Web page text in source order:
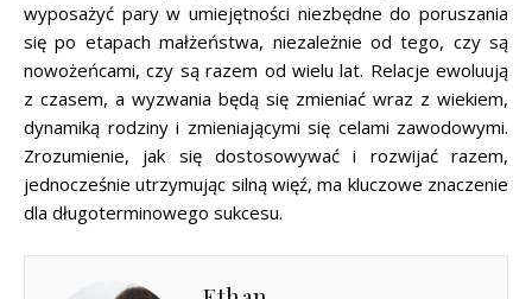
wyposażyć pary w umiejętności niezbędne do poruszania
się po etapach małżeństwa, niezależnie od tego, czy są
nowożeńcami, czy są razem od wielu lat. Relacje ewoluują
z czasem, a wyzwania będą się zmieniać wraz z wiekiem,
dynamiką rodziny i zmieniającymi się celami zawodowymi.
Zrozumienie, jak się dostosowywać i rozwijać razem,
jednocześnie utrzymując silną więź, ma kluczowe znaczenie
dla długoterminowego sukcesu.